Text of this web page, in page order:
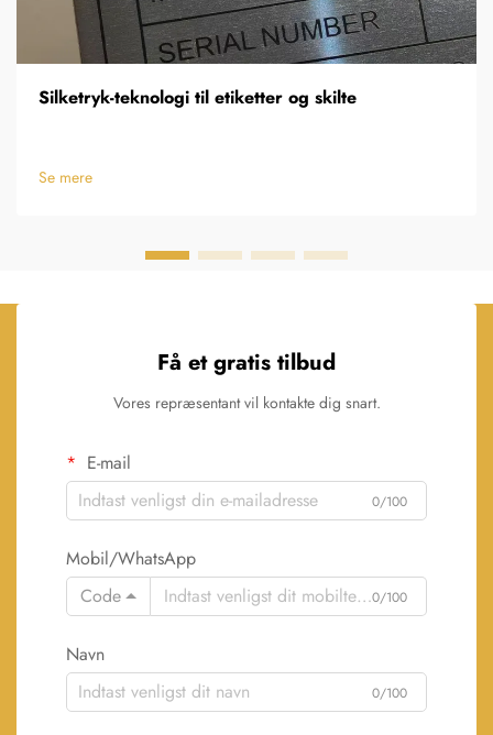
Silketryk-teknologi til etiketter og skilte
Se mere
Få et gratis tilbud
Vores repræsentant vil kontakte dig snart.
E-mail
0/100
Mobil/WhatsApp
Code
0/100
Navn
0/100